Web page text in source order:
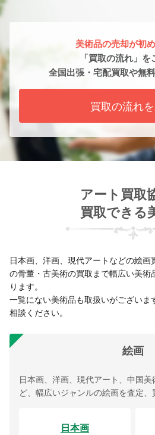
美術品の売却が初
「買取の流れ」を
全国出張・宅配買取や無
買取の流れ
アート買取
買取できる
日本画、洋画、現代アートなどの絵
の骨董・古美術の買取まで幅広い美術
ります。
一覧にない美術品も取扱いがございま
相談ください。
絵画
日本画、洋画、現代アート、中国
ど、幅広いジャンルの絵画を査定、
日本画